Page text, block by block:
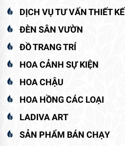
DỊCH VỤ TƯ VẤN THIẾT KẾ
ĐÈN SÂN VƯỜN
ĐỒ TRANG TRÍ
HOA CẢNH SỰ KIỆN
HOA CHẬU
HOA HỒNG CÁC LOẠI
LADIVA ART
SẢN PHẨM BÁN CHẠY